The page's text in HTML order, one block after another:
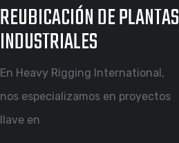
REUBICACIÓN DE PLANTAS
INDUSTRIALES
En Heavy Rigging International,
nos especializamos en proyectos
llave en